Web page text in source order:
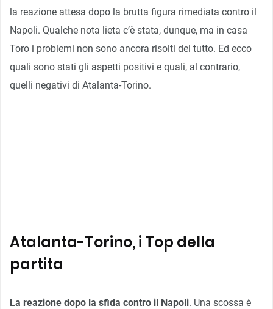
la reazione attesa dopo la brutta figura rimediata contro il
Napoli. Qualche nota lieta c’è stata, dunque, ma in casa
Toro i problemi non sono ancora risolti del tutto. Ed ecco
quali sono stati gli aspetti positivi e quali, al contrario,
quelli negativi di Atalanta-Torino.
Atalanta-Torino, i Top della
partita
La reazione dopo la sfida contro il Napoli. Una scossa è